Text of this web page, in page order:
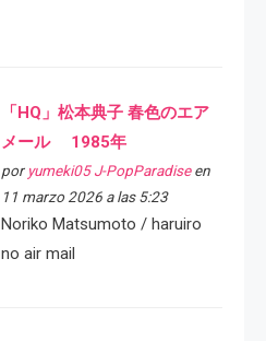
「HQ」松本典子 春色のエア
メール 1985年
por yumeki05 J-PopParadiseen
11 marzo 2026 a las 5:23
Noriko Matsumoto / haruiro
no air mail